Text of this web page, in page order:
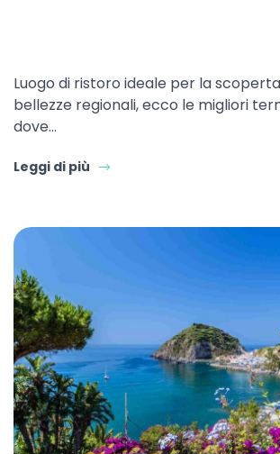
Luogo di ristoro ideale per la
bellezze regionali, ecco le migliori
dove…
Leggi di più